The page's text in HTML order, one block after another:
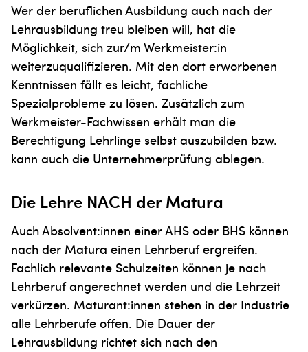
Wer der beruflichen Ausbildung auch nach der
Lehrausbildung treu bleiben will, hat die
Möglichkeit, sich zur/m Werkmeister:in
weiterzuqualifizieren. Mit den dort erworbenen
Kenntnissen fällt es leicht, fachliche
Spezialprobleme zu lösen. Zusätzlich zum
Werkmeister-Fachwissen erhält man die
Berechtigung Lehrlinge selbst auszubilden bzw.
kann auch die Unternehmerprüfung ablegen.
Die Lehre NACH der Matura
Auch Absolvent:innen einer AHS oder BHS können
nach der Matura einen Lehrberuf ergreifen.
Fachlich relevante Schulzeiten können je nach
Lehrberuf angerechnet werden und die Lehrzeit
verkürzen. Maturant:innen stehen in der Industrie
alle Lehrberufe offen. Die Dauer der
Lehrausbildung richtet sich nach den